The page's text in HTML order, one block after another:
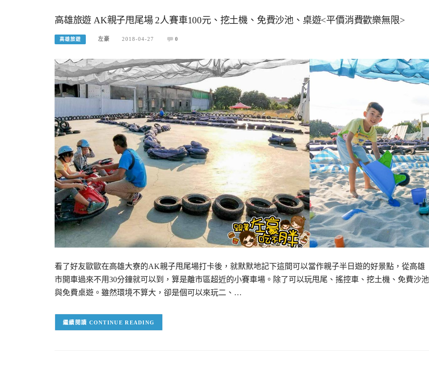
高雄旅遊 AK親子甩尾場 2人賽車100元、挖土機、免費沙池、桌遊<平價消費歡樂無限>
高雄旅遊 左豪 2018-04-27 0
看了好友歐歐在高雄大寮的AK親子甩尾場打卡後，就默默地記下這間可以當作親子半日遊的好景點，從高雄
市開車過來不用30分鐘就可以到，算是離市區超近的小賽車場。除了可以玩甩尾、搖控車、挖土機、免費沙池
與免費桌遊。雖然環境不算大，卻是個可以來玩二、…
CONTINUE READING